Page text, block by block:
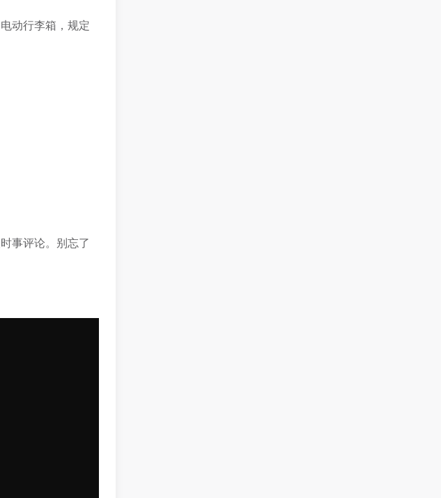
动行李箱，规定
事评论。别忘了